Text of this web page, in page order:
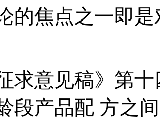
的焦点之一即
意见稿》第十
段产品配 方之